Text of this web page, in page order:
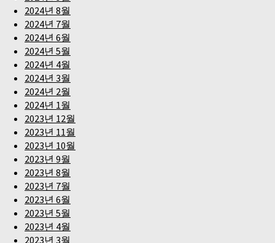
2024년 8월
2024년 7월
2024년 6월
2024년 5월
2024년 4월
2024년 3월
2024년 2월
2024년 1월
2023년 12월
2023년 11월
2023년 10월
2023년 9월
2023년 8월
2023년 7월
2023년 6월
2023년 5월
2023년 4월
2023년 3월